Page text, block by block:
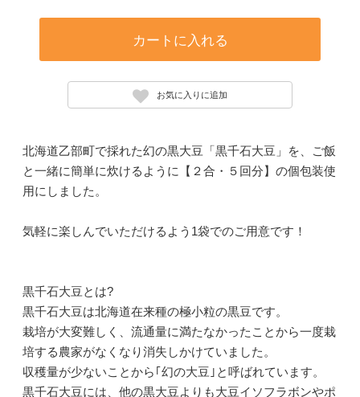
カートに入れる
お気に入りに追加
北海道乙部町で採れた幻の黒大豆「黒千石大豆」を、ご飯
と一緒に簡単に炊けるように【２合・５回分】の個包装使
用にしました。
気軽に楽しんでいただけるよう1袋でのご用意です！
黒千石大豆とは?
黒千石大豆は北海道在来種の極小粒の黒豆です。
栽培が大変難しく、流通量に満たなかったことから一度栽
培する農家がなくなり消失しかけていました。
収穫量が少ないことから｢幻の大豆｣と呼ばれています。
黒千石大豆には、他の黒大豆よりも大豆イソフラボンやポ